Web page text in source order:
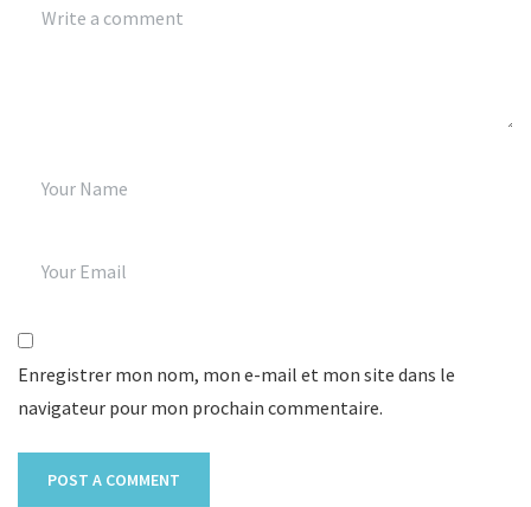
Enregistrer mon nom, mon e-mail et mon site dans le
navigateur pour mon prochain commentaire.